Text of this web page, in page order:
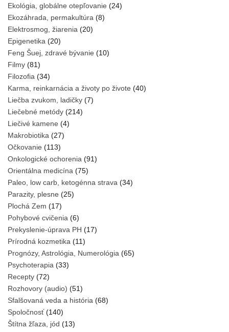
Ekológia, globálne otepľovanie (24)
Ekozáhrada, permakultúra (8)
Elektrosmog, žiarenia (20)
Epigenetika (20)
Feng Šuej, zdravé bývanie (10)
Filmy (81)
Filozofia (34)
Karma, reinkarnácia a životy po živote (40)
Liečba zvukom, ladičky (7)
Liečebné metódy (214)
Liečivé kamene (4)
Makrobiotika (27)
Očkovanie (113)
Onkologické ochorenia (91)
Orientálna medicína (75)
Paleo, low carb, ketogénna strava (34)
Parazity, plesne (25)
Plochá Zem (17)
Pohybové cvičenia (6)
Prekyslenie-úprava PH (17)
Prírodná kozmetika (11)
Prognózy, Astrológia, Numerológia (65)
Psychoterapia (33)
Recepty (72)
Rozhovory (audio) (51)
Sfalšovaná veda a história (68)
Spoločnosť(140)
Štítna žľaza, jód (13)